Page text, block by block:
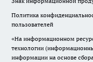
Политика
пользователей
«На информационном
технологии
информации на основе